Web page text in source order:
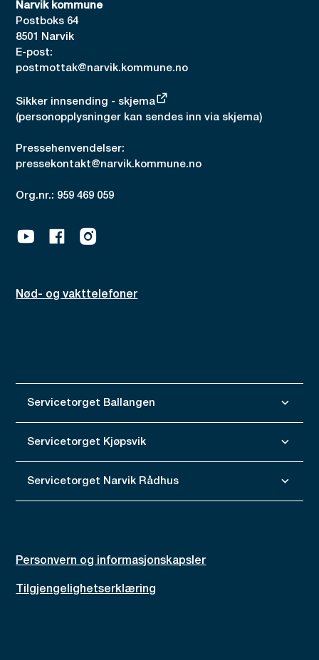
Narvik kommune
Postboks 64
8501 Narvik
E-post:
postmottak@narvik.kommune.no
Sikker innsending - skjema
(personopplysninger kan sendes inn via skjema)
Pressehenvendelser:
pressekontakt@narvik.kommune.no
Org.nr.: 959 469 059
YoutubeFacebookInstagram
Nød- og vakttelefoner
Servicetorget Ballangen
Servicetorget Kjøpsvik
Servicetorget Narvik Rådhus
Personvern og informasjonskapsler
Tilgjengelighetserklæring